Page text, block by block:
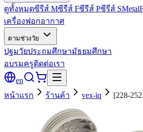
ดูทั้งหมดซีรีส์ Mซีรีส์ Fซีรีส์ Pซีรีส์ S
เครื่องฟอกอากาศ
ตามช่วงวัย
ปฐมวัยประถมศึกษามัธยมศึกษา
อบรมครูติดต่อเรา
en
หน้าแรก
ร้านค้า vex-iq [228-